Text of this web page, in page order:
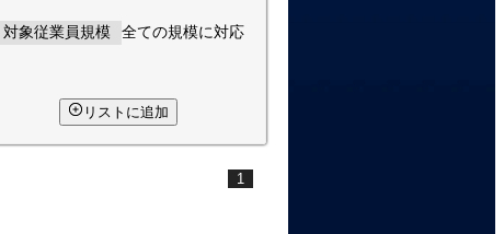
対象従業員規模 全ての規模に対応
リストに追加
1